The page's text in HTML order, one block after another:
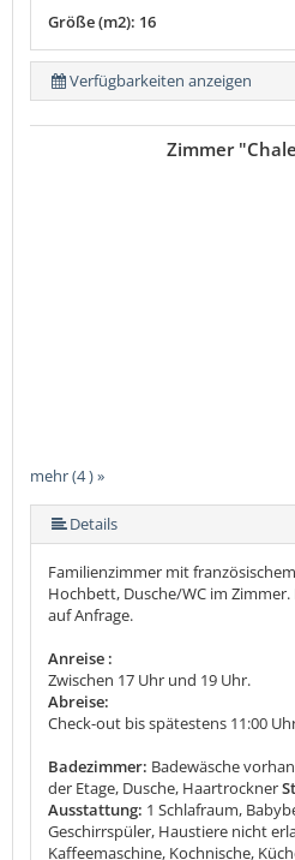
Größe (m2): 16
Verfügbarkeiten anzeigen
mehr (4 ) »
Zimmer
Details
Familienzimmer mit
Hochbett, Dusche/WC im
auf Anfrage.
Anreise :
Zwischen 17 Uhr und 19 Uhr.
Abreise:
Check-out bis spätestens 11:00
Badezimmer: Badewäsche
der Etage, Dusche, Haartrockner
Ausstattung: 1 Schlafraum,
Geschirrspüler, Haustiere nicht
Kaffeemaschine, Kochnische,